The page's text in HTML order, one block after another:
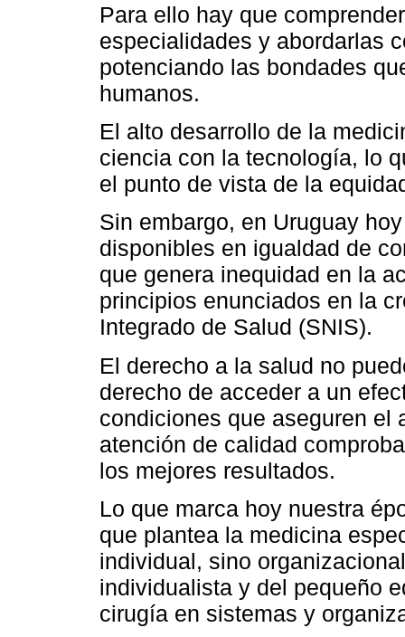
Para ello hay que
especialidades y abordarlas
potenciando las bondades
humanos.
El alto desarrollo de la
ciencia con la tecnología, lo
el punto de vista de la
Sin embargo, en Uruguay
disponibles en igualdad de
que genera inequidad en la
principios enunciados en la
Integrado de Salud (SNIS).
El derecho a la salud no
derecho de acceder a un
condiciones que aseguren el
atención de calidad
los mejores resultados.
Lo que marca hoy nuestra
que plantea la medicina
individual, sino
individualista y del pequeño
cirugía en sistemas y